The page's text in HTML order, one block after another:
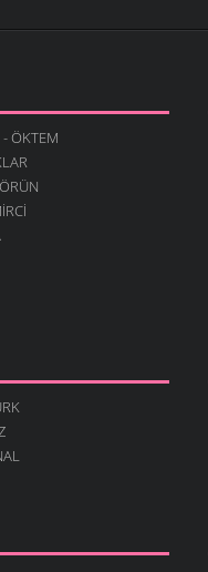
- ÖKTEM